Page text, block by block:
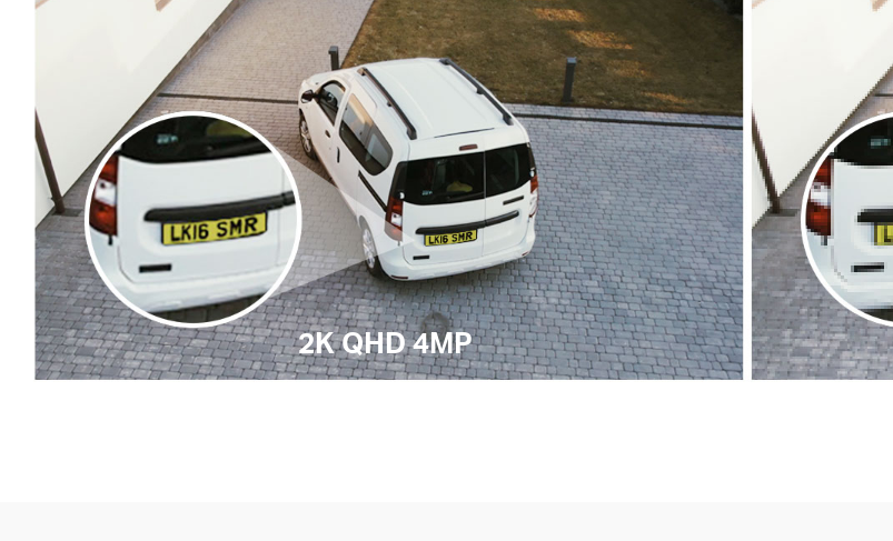
2K QHD 4MP